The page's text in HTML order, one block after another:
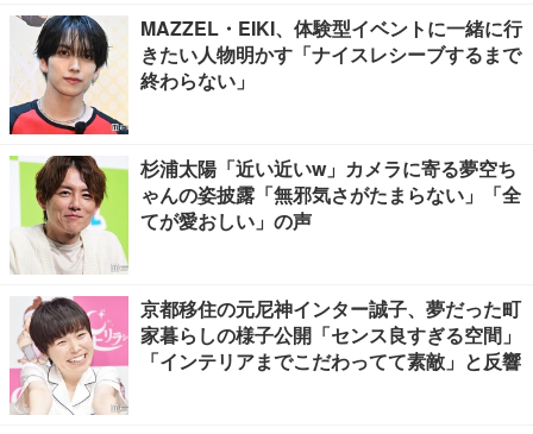
MAZZEL・EIKI、体験型イベントに一緒に行
きたい人物明かす「ナイスレシーブするまで
終わらない」
杉浦太陽「近い近いw」カメラに寄る夢空ち
ゃんの姿披露「無邪気さがたまらない」「全
てが愛おしい」の声
京都移住の元尼神インター誠子、夢だった町
家暮らしの様子公開「センス良すぎる空間」
「インテリアまでこだわってて素敵」と反響